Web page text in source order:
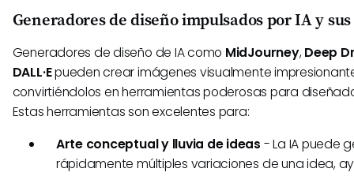
Generadores de diseño impulsados por IA y
Generadores de diseño de IA como MidJourney, Deep
DALL·Epueden crear imágenes visualmente
convirtiéndolos en herramientas poderosas para
Estas herramientas son excelentes para:
Arte conceptual y lluvia de ideas - La IA puede
rápidamente múltiples variaciones de una idea,